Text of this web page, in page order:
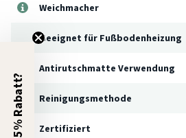
Weichmacher
Geeignet für Fußbodenheizung
Antirutschmatte Verwendung
Reinigungsmethode
Zertifiziert
5% Rabatt?